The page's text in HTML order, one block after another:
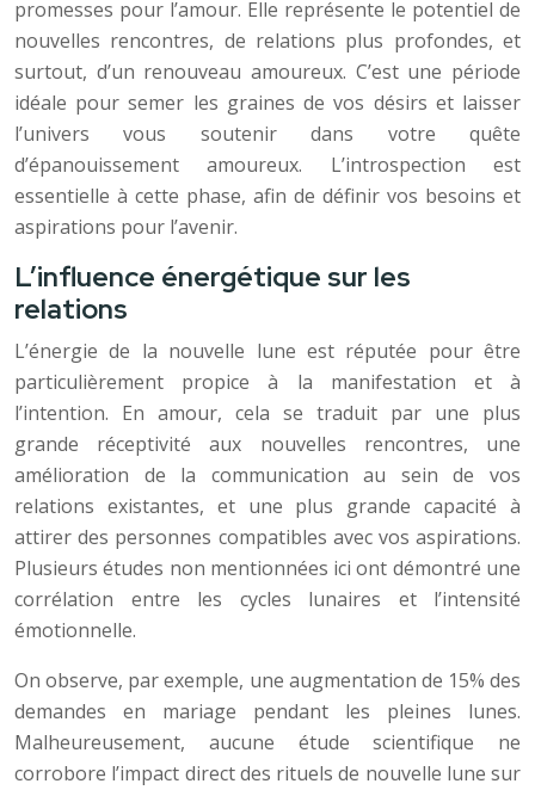
promesses pour l’amour. Elle représente le potentiel de
nouvelles rencontres, de relations plus profondes, et
surtout, d’un renouveau amoureux. C’est une période
idéale pour semer les graines de vos désirs et laisser
l’univers vous soutenir dans votre quête
d’épanouissement amoureux. L’introspection est
essentielle à cette phase, afin de définir vos besoins et
aspirations pour l’avenir.
L’influence énergétique sur les
relations
L’énergie de la nouvelle lune est réputée pour être
particulièrement propice à la manifestation et à
l’intention. En amour, cela se traduit par une plus
grande réceptivité aux nouvelles rencontres, une
amélioration de la communication au sein de vos
relations existantes, et une plus grande capacité à
attirer des personnes compatibles avec vos aspirations.
Plusieurs études non mentionnées ici ont démontré une
corrélation entre les cycles lunaires et l’intensité
émotionnelle.
On observe, par exemple, une augmentation de 15% des
demandes en mariage pendant les pleines lunes.
Malheureusement, aucune étude scientifique ne
corrobore l’impact direct des rituels de nouvelle lune sur